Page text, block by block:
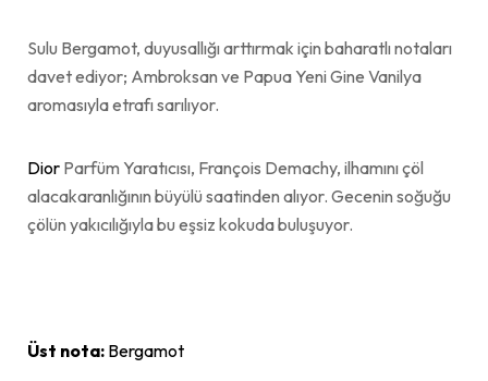
Sulu Bergamot, duyusallığı arttırmak için baharatlı notaları
davet ediyor; Ambroksan ve Papua Yeni Gine Vanilya
aromasıyla etrafı sarılıyor.
Dior Parfüm Yaratıcısı, François Demachy, ilhamını çöl
alacakaranlığının büyülü saatinden alıyor. Gecenin soğuğu
çölün yakıcılığıyla bu eşsiz kokuda buluşuyor.
Üst nota: Bergamot